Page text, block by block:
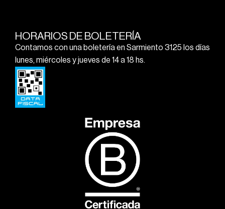
HORARIOS DE BOLETERÍA
Contamos con una boletería en Sarmiento 3125 los días
lunes, miércoles y jueves de 14 a 18 hs.